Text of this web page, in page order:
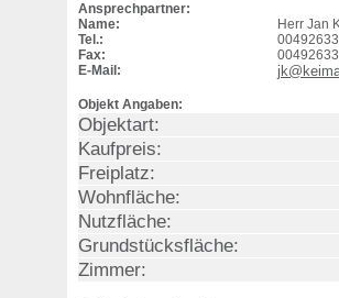
Ansprechpartner:
Name:
Herr Jan
Tel.:
Fax:
E-Mail:
Objekt Angaben:
Objektart:
Kaufpreis:
Freiplatz:
Wohnfläche:
Nutzfläche:
Grundstücksfläche:
Zimmer: